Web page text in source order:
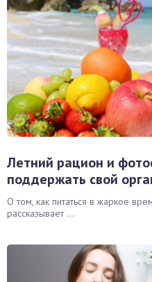
Летний рацион и
поддержать свой
О том, как питаться в жаркое
рассказывает ...